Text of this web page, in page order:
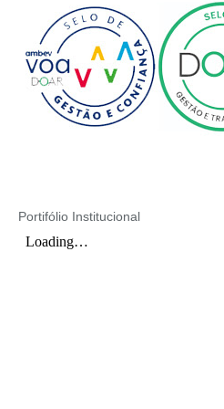
Portifólio Institucional